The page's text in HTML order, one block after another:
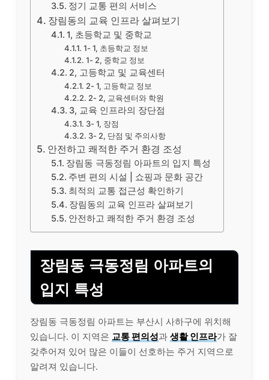
정기 교통 편의 서비스
장림동의 교육 인프라 살펴보기
1, 초등학교 및 중학교
1- 1, 초등학교 정보
1- 2, 중학교 정보
2, 고등학교 및 교육센터
2- 1, 고등학교 정보
2- 2, 교육센터와 학원
3, 교육 인프라의 장단점
3- 1, 장점
3- 2, 단점 및 주의사항
안전하고 쾌적한 주거 환경 조성
장림동 극동정림 아파트의 입지 특성
주변 편의 시설 | 쇼핑과 문화 공간
최적의 교통 접근성 확인하기
장림동의 교육 인프라 살펴보기
안전하고 쾌적한 주거 환경 조성
장림동 극동정림 아파트의
입지 특성
장림동 극동정림 아파트는 부산시 사하구에 위치해
있습니다. 이 지역은 교통 편의성과 생활 인프라가 잘
갖추어져 있어 많은 이들이 선호하는 주거 지역으로
알려져 있습니다.